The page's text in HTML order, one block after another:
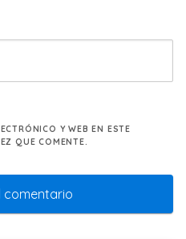
Y WEB EN ESTE
QUE COMENTE.